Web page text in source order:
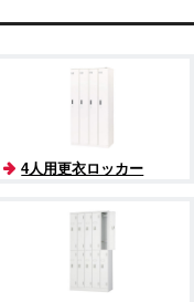
4人用更衣ロッカー